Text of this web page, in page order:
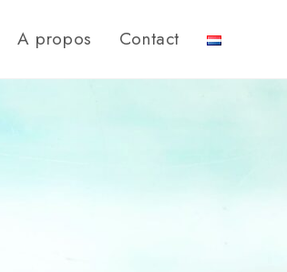
A propos Contact